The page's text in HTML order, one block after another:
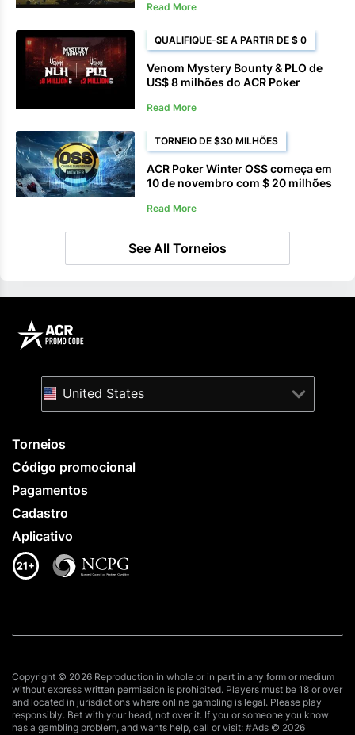
Read More
QUALIFIQUE-SE A PARTIR DE $ 0
Venom Mystery Bounty & PLO de
US$ 8 milhões do ACR Poker
Read More
TORNEIO DE $30 MILHÕES
ACR Poker Winter OSS começa em
10 de novembro com $ 20 milhões
Read More
See All Torneios
Torneios
Código promocional
Pagamentos
Cadastro
Aplicativo
United States
Copyright © 2026 Reproduction in whole or in part in any form or medium
without express written permission is prohibited. Players must be 18 or over
and located in jurisdictions where online gambling is legal. Please play
responsibly. Bet with your head, not over it. If you or someone you know
has a gambling problem, and wants help, call or visit: #Ads © 2026